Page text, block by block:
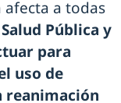
a todas
Pública y
para
uso de
reanimación